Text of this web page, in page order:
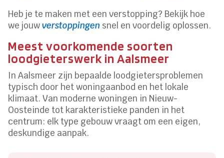
Heb je te maken met een verstopping? Bekijk hoe
we jouwverstoppingen snel en voordelig oplossen.
Meest voorkomende soorten
loodgieterswerk in Aalsmeer
In Aalsmeer zijn bepaalde loodgietersproblemen
typisch door het woningaanbod en het lokale
klimaat. Van moderne woningen in Nieuw-
Oosteinde tot karakteristieke panden in het
centrum: elk type gebouw vraagt om een eigen,
deskundige aanpak.